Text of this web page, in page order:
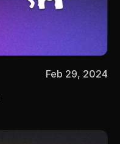
Feb 29, 2024